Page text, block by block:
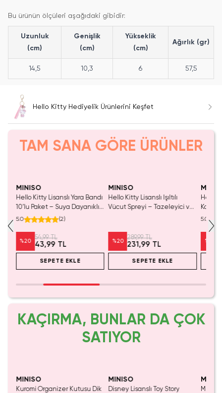
Bu ürünün ölçüleri aşağıdaki gibidir:
Uzunluk
(cm)
Genişlik
(cm)
Yükseklik
(cm)
Ağırlık (gr)
14,5 10,3 6 57,5
Hello Kitty Hediyelik Ürünlerini Keşfet
TAM SANA GÖRE ÜRÜNLER
MINISO
Hello Kitty Lisanslı Yara Bandı
10’lu Paket – Suya Dayanıklı
ve Sevimli Tasarımlı
5.0 (2)
%20
54,99 TL
43,99 TL
SEPETE EKLE
MINISO
Hello Kitty Lisanslı Işıltılı
Vücut Spreyi – Tazeleyici ve
%20
289,99 TL
231,99 TL
SEPETE EKLE
Hello
Kalıcı
5.0
%
KAÇIRMA, BUNLAR DA ÇOK
SATIYOR
MINISO
Kuromi Organizer Kutusu Dik
MINISO
Disney Lisanslı Toy Story
Miniso